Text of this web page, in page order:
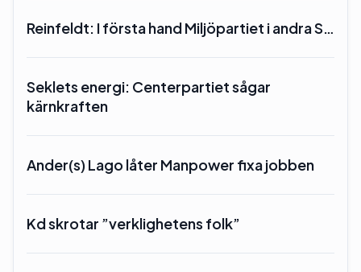
Reinfeldt: I första hand Miljöpartiet i andra S…
Seklets energi: Centerpartiet sågar
kärnkraften
Ander(s) Lago låter Manpower fixa jobben
Kd skrotar ”verklighetens folk”